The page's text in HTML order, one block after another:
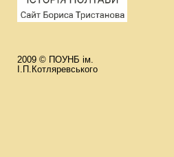
2009 © ПОУНБ ім.
І.П.Котляревського